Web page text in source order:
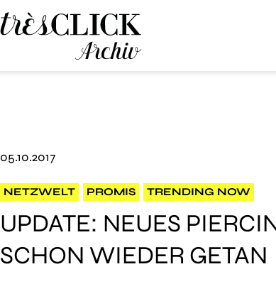
05.10.2017
NETZWELT PROMIS TRENDING NOW
UPDATE: NEUES
SCHON WIEDER GETAN